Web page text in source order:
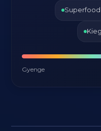
Superfood
Gyenge